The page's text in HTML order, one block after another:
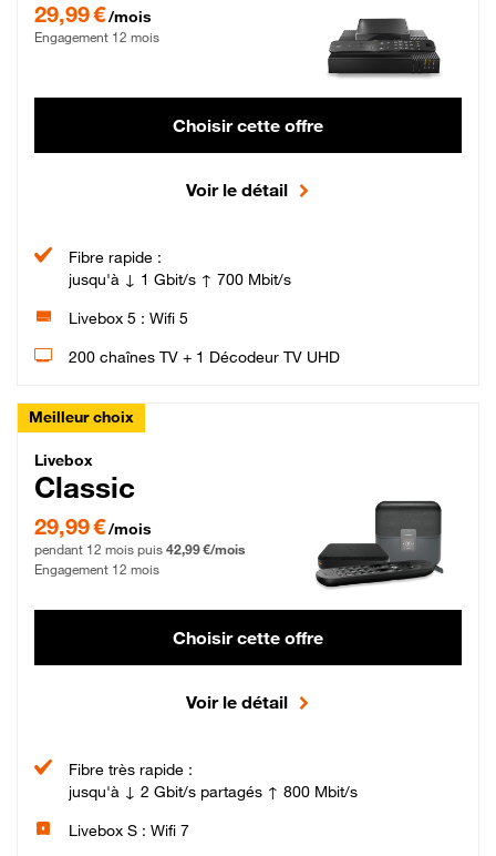
29,99 €/mois
Engagement 12 mois
Choisir cette offre
Voir le détail
Fibre rapide :
jusqu'à ↓ 1 Gbit/s ↑ 700 Mbit/s
Livebox 5 : Wifi 5
200 chaînes TV + 1 Décodeur TV UHD
Meilleur choix
Livebox Classic Fibre
Livebox
Classic
29,99 € par mois pendant 12 mois puis 42,99 € par mois, Engagement 12 mois
29,99 €/mois
pendant 12 mois puis 42,99 €/mois
Engagement 12 mois
Choisir cette offre
Voir le détail
Fibre très rapide :
jusqu'à ↓ 2 Gbit/s partagés ↑ 800 Mbit/s
Livebox S : Wifi 7